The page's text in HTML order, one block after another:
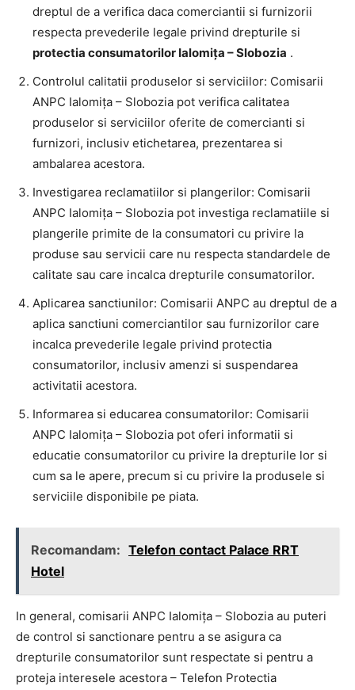
dreptul de a verifica daca comerciantii si furnizorii
respecta prevederile legale privind drepturile si
protectia consumatorilor Ialomița – Slobozia .
Controlul calitatii produselor si serviciilor: Comisarii
ANPC Ialomița – Slobozia pot verifica calitatea
produselor si serviciilor oferite de comercianti si
furnizori, inclusiv etichetarea, prezentarea si
ambalarea acestora.
Investigarea reclamatiilor si plangerilor: Comisarii
ANPC Ialomița – Slobozia pot investiga reclamatiile si
plangerile primite de la consumatori cu privire la
produse sau servicii care nu respecta standardele de
calitate sau care incalca drepturile consumatorilor.
Aplicarea sanctiunilor: Comisarii ANPC au dreptul de a
aplica sanctiuni comerciantilor sau furnizorilor care
incalca prevederile legale privind protectia
consumatorilor, inclusiv amenzi si suspendarea
activitatii acestora.
Informarea si educarea consumatorilor: Comisarii
ANPC Ialomița – Slobozia pot oferi informatii si
educatie consumatorilor cu privire la drepturile lor si
cum sa le apere, precum si cu privire la produsele si
serviciile disponibile pe piata.
Recomandam: Telefon contact Palace RRT
Hotel
In general, comisarii ANPC Ialomița – Slobozia au puteri
de control si sanctionare pentru a se asigura ca
drepturile consumatorilor sunt respectate si pentru a
proteja interesele acestora – Telefon Protectia